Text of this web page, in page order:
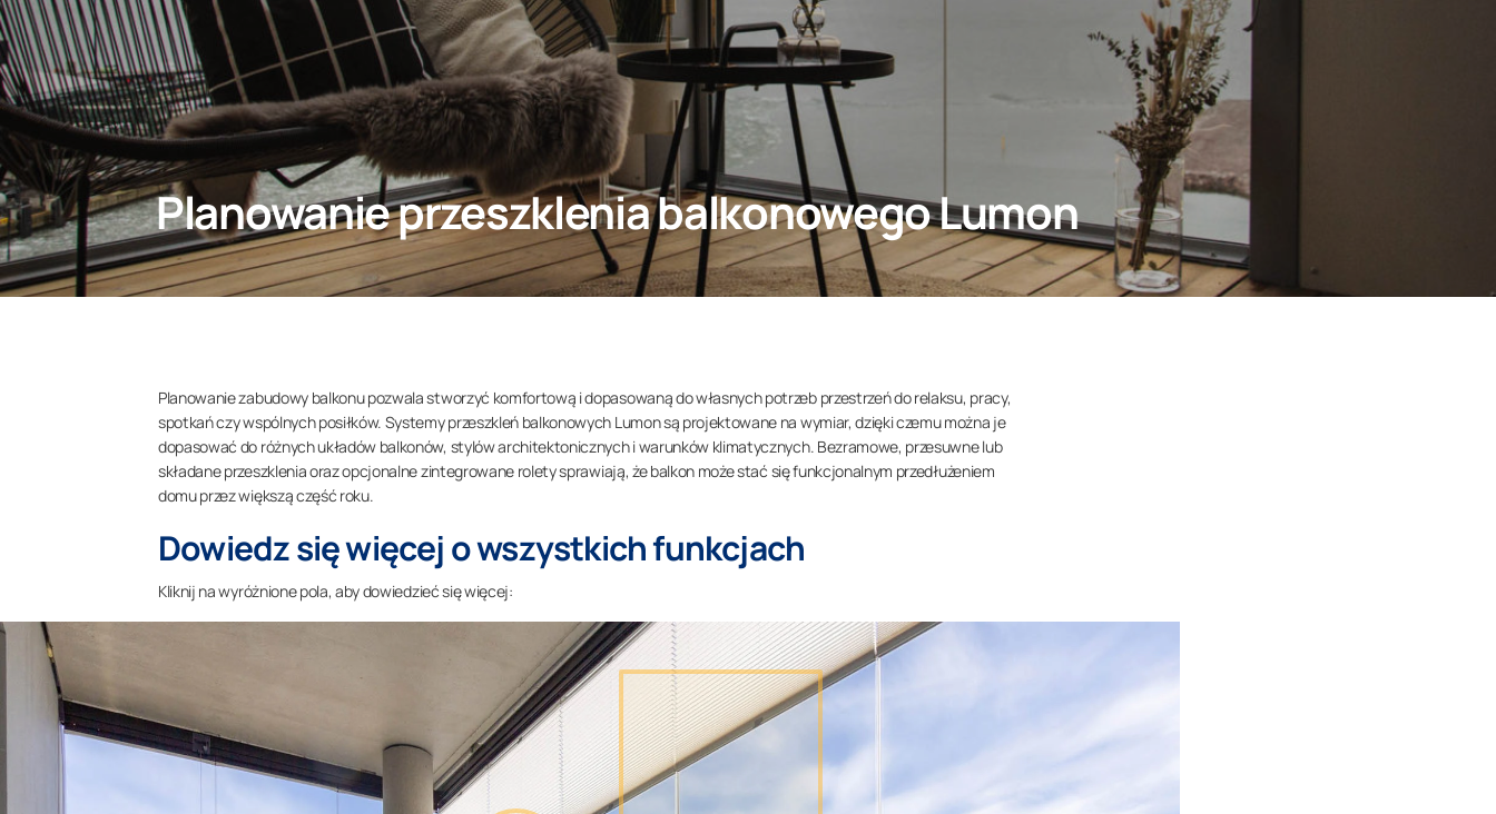
Planowanie przeszklenia balkonowego Lumon
Planowanie zabudowy balkonu pozwala stworzyć komfortową i dopasowaną do własnych potrzeb przestrzeń do relaksu, pracy,
spotkań czy wspólnych posiłków. Systemy przeszkleń balkonowych Lumon są projektowane na wymiar, dzięki czemu można je
dopasować do różnych układów balkonów, stylów architektonicznych i warunków klimatycznych. Bezramowe, przesuwne lub
składane przeszklenia oraz opcjonalne zintegrowane rolety sprawiają, że balkon może stać się funkcjonalnym przedłużeniem
domu przez większą część roku.
Dowiedz się więcej o wszystkich funkcjach
Kliknij na wyróżnione pola, aby dowiedzieć się więcej: